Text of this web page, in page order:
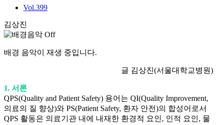
Vol.399
김상진
배경 음악이 재생 중입니다.
글 김상진(서울대학교병원)
1. 서론
QPS(Quality and Patient Safety) 용어는 QI(Quality Improvement,
의료의 질 향상)와 PS(Patient Safety, 환자 안전)의 합성어로서
QPS 활동은 의료기관 내에 내재한 환경적 요인, 인적 요인, 물